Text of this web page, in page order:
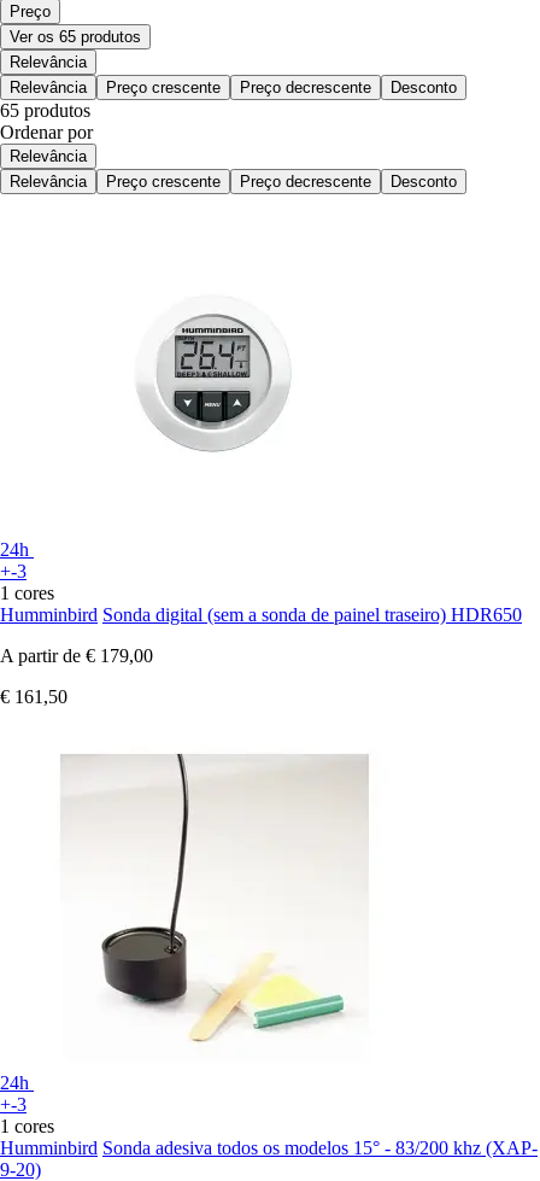
Preço
Ver os 65 produtos
Relevância
Relevância
Preço crescente Preço decrescente Desconto
65 produtos
Ordenar por
Relevância
Relevância
Preço crescente Preço decrescente Desconto
24h
+-3
1 cores
Humminbird Sonda digital (sem a sonda de painel traseiro) HDR650
A partir de € 179,00
€ 161,50
24h
+-3
1 cores
Humminbird Sonda adesiva todos os modelos 15° - 83/200 khz (XAP-
9-20)